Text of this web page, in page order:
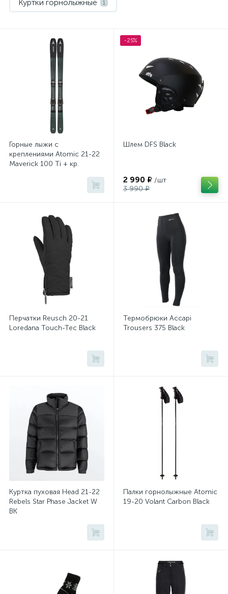
Куртки горнолыжные 1
Перчатки и варежки Термобелье
Штаны горнолыжные
Горные лыжи с
креплениями Atomic 21-22
Maverick 100 Ti + кр.
-25%
Шлем DFS Black
2 990 ₽ /шт
3 990 ₽
Перчатки Reusch 20-21
Loredana Touch-Tec Black
Термобрюки Accapi
Trousers 375 Black
Куртка пуховая Head 21-22
Rebels Star Phase Jacket W
BK
Палки горнолыжные Atomic
19-20 Volant Carbon Black